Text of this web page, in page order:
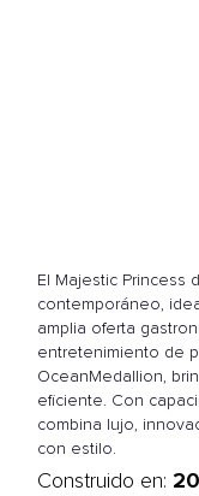
El Majestic Princess
contemporáneo,
amplia oferta
entretenimiento de
OceanMedallion,
eficiente. Con
combina lujo,
con estilo.
Construido en: